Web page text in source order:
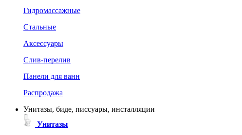
Гидромассажные
Стальные
Аксессуары
Слив-перелив
Панели для ванн
Распродажа
Унитазы, биде, писсуары, инсталляции
Унитазы